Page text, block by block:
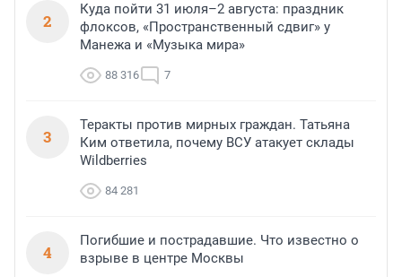
2
Куда пойти 31 июля–2 августа: праздник
флоксов, «Пространственный сдвиг» у
Манежа и «Музыка мира»
88 316 7
3
Теракты против мирных граждан. Татьяна
Ким ответила, почему ВСУ атакует склады
Wildberries
84 281
4
Погибшие и пострадавшие. Что известно о
взрыве в центре Москвы